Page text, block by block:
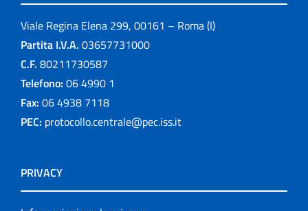
Viale Regina Elena 299, 00161 – Roma (I)
Partita I.V.A. 03657731000
C.F. 80211730587
Telefono: 06 4990 1
Fax: 06 4938 7118
PEC: protocollo.centrale@pec.iss.it
PRIVACY